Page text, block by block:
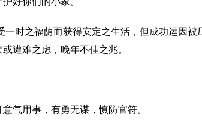
时之福荫而获得安定之生活，但成功运因
遭难之虑，晚年不佳之兆。
气用事，有勇无谋，慎防官符。